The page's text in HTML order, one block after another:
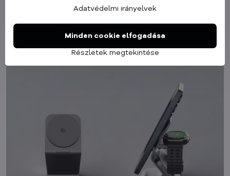
megvédik eszközét a túlmelegedéstől és túlfeszültségtől.
támogató eszközökkel is működik.
Adatvédelmi irányelvek
Részletek megtekintése
Minden cookie elfogadása